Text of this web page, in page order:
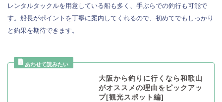
レンタルタックルを用意している船も多く、手ぶらでの釣行も可能で
す。船長がポイントを丁寧に案内してくれるので、初めてでもしっかり
と釣果を期待できます。
大阪から釣りに行くなら和歌山
がオススメの理由をピックアッ
プ[観光スポット編]